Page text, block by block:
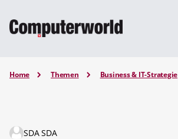
Home Themen Business & IT-Strategie
SDA SDA